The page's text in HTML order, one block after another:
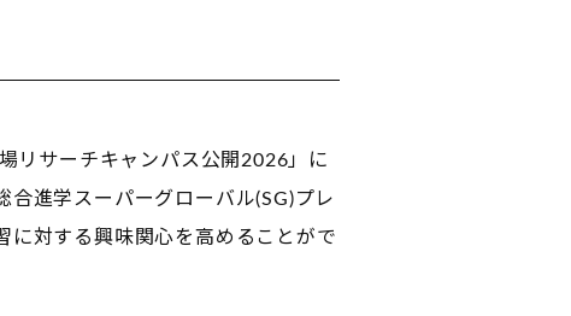
リサーチキャンパス公開2026」に
進学スーパーグローバル(SG)プレ
に対する興味関心を高めることがで